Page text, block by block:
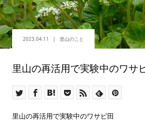
2023.04.11 里山のこと
里山の再活用で実験中のワサ
里山の再活用で実験中のワサビ田